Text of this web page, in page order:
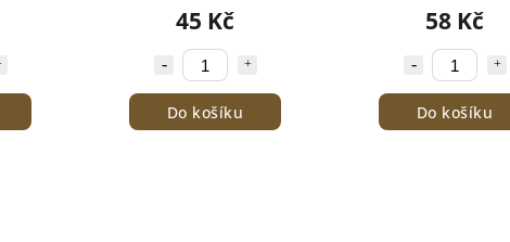
45 Kč
Do košíku
58 Kč
Do košíku